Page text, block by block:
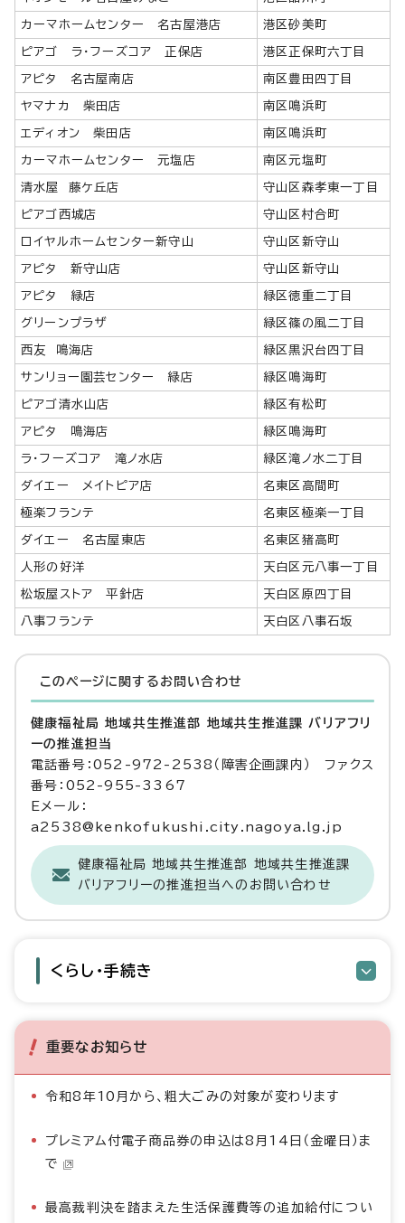
カーマホームセンター 名古屋港店 港区砂美町
ピアゴ ラ・フーズコア 正保店 港区正保町六丁目
アピタ 名古屋南店 南区豊田四丁目
ヤマナカ 柴田店 南区鳴浜町
エディオン 柴田店 南区鳴浜町
カーマホームセンター 元塩店 南区元塩町
清水屋 藤ケ丘店 守山区森孝東一丁目
ピアゴ西城店 守山区村合町
ロイヤルホームセンター新守山 守山区新守山
アピタ 新守山店 守山区新守山
アピタ 緑店 緑区徳重二丁目
グリーンプラザ 緑区篠の風二丁目
西友 鳴海店 緑区黒沢台四丁目
サンリョー園芸センター 緑店 緑区鳴海町
ピアゴ清水山店 緑区有松町
アピタ 鳴海店 緑区鳴海町
ラ・フーズコア 滝ノ水店 緑区滝ノ水二丁目
ダイエー メイトピア店 名東区高間町
極楽フランテ 名東区極楽一丁目
ダイエー 名古屋東店 名東区猪高町
人形の好洋 天白区元八事一丁目
松坂屋ストア 平針店 天白区原四丁目
八事フランテ 天白区八事石坂
このページに関する お問い合わせ
健康福祉局 地域共生推進部 地域共生推進課 バリアフリ
ーの推進担当
電話番号：052-972-2538（障害企画課内） ファクス
番号：052-955-3367
Eメール：
a2538@kenkofukushi.city.nagoya.lg.jp
健康福祉局 地域共生推進部 地域共生推進課
バリアフリーの推進担当へのお問い合わせ
くらし・手続き
重要なお知らせ
令和8年10月から、粗大ごみの対象が変わります
プレミアム付電子商品券の申込は8月14日（金曜日）ま
で
最高裁判決を踏まえた生活保護費等の追加給付につい